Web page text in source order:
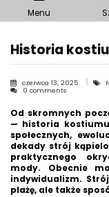
Menu
Historia
czerwca 13, 2025
0 comments
Od skromnych
— historia
społecznych,
dekady strój
praktycznego
mody. Obecnie
indywidualizm.
plażę, ale także